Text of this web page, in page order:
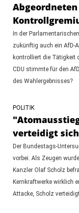
In der
zukünftig auch ein AfD-
kontrolliert die Tätigkeit
CDU stimmte für den
des Wahlergebnisses?
POLITIK
verteidigt
Der Bundestags-
vorbei. Als Zeugen
Kanzler Olaf Scholz
Kernkraftwerke wirklich
Attacke, Scholz